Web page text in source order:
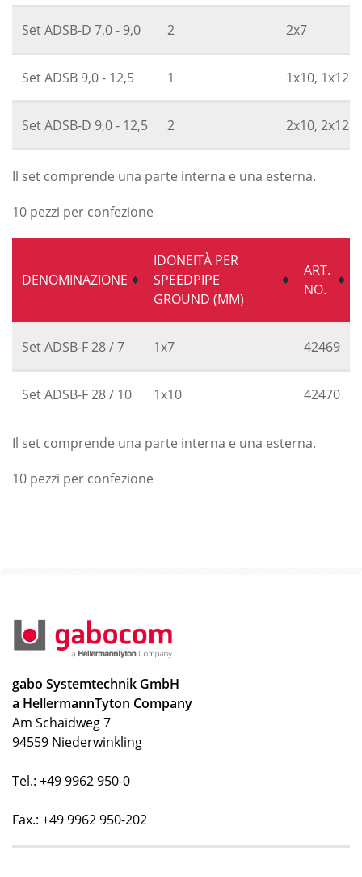
Set ADSB-D 7,0 - 9,0 2 2x7
Set ADSB 9,0 - 12,5 1 1x10, 1x12
Set ADSB-D 9,0 - 12,5 2 2x10, 2x12
Il set comprende una parte interna e una esterna.
10 pezzi per confezione
DENOMINAZIONE
IDONEITÀ PER
SPEEDPIPE
GROUND (MM)
ART.
NO.
Set ADSB-F 28 / 7 1x7 42469
Set ADSB-F 28 / 10 1x10 42470
Il set comprende una parte interna e una esterna.
10 pezzi per confezione
gabo Systemtechnik GmbH
a HellermannTyton Company
Am Schaidweg 7
94559 Niederwinkling
Tel.: +49 9962 950-0
Fax.: +49 9962 950-202